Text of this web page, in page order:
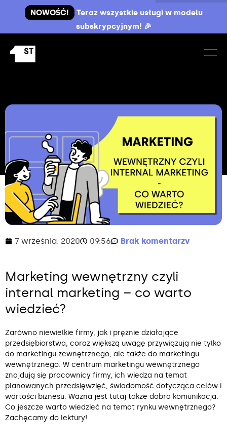
NOWOŚĆ!
Teraz wszystkie usługi w modelu
subskrypcyjnym! 🎉
7 września, 2020 09:56 Brak komentarzy
Marketing wewnętrzny czyli
internal marketing – co warto
wiedzieć?
Zarówno niewielkie firmy, jak i prężnie działające
przedsiębiorstwa, coraz większą uwagę przywiązują nie tylko
do marketingu zewnętrznego, ale także do marketingu
wewnętrznego. W centrum marketingu wewnętrznego
znajdują się pracownicy firmy, ich wiedza na temat
planowanych przedsięwzięć, świadomość dotycząca celów i
wartości biznesu. Ważna jest tutaj także dobra komunikacja.
Co jeszcze warto wiedzieć na temat rynku wewnętrznego?
Zachęcamy do lektury!